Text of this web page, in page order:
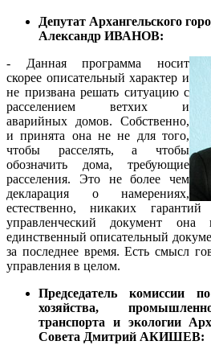
Депутат Архангельского
Александр ИВАНОВ:
- Данная программа носит
скорее описательный характер и
не призвана решать ситуацию с
расселением ветхих и
аварийных домов. Собственно,
и принята она не не для того,
чтобы расселять, а чтобы
обозначить дома, требующие
расселения. Это не более чем
декларация о намерениях,
естественно, никаких
управленческий документ
единственный описательный
за последнее время.Есть смысл
управления в целом.
Председатель комиссии
хозяйства,
транспорта и экологии
Совета Дмитрий АКИШЕВ: